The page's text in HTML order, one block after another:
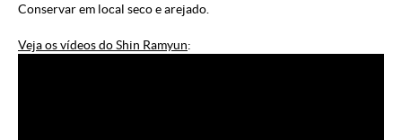
Conservar em local seco e arejado.
Veja os vídeos do Shin Ramyun: